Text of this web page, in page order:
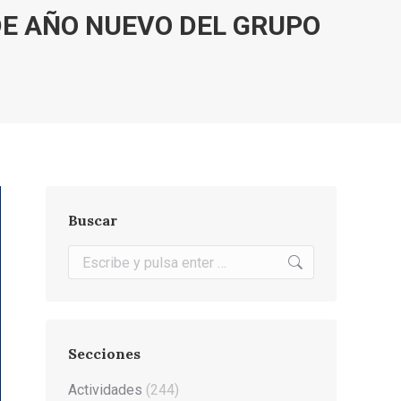
AÑO NUEVO DEL GRUPO
Buscar
Buscar:
Secciones
Actividades (244)